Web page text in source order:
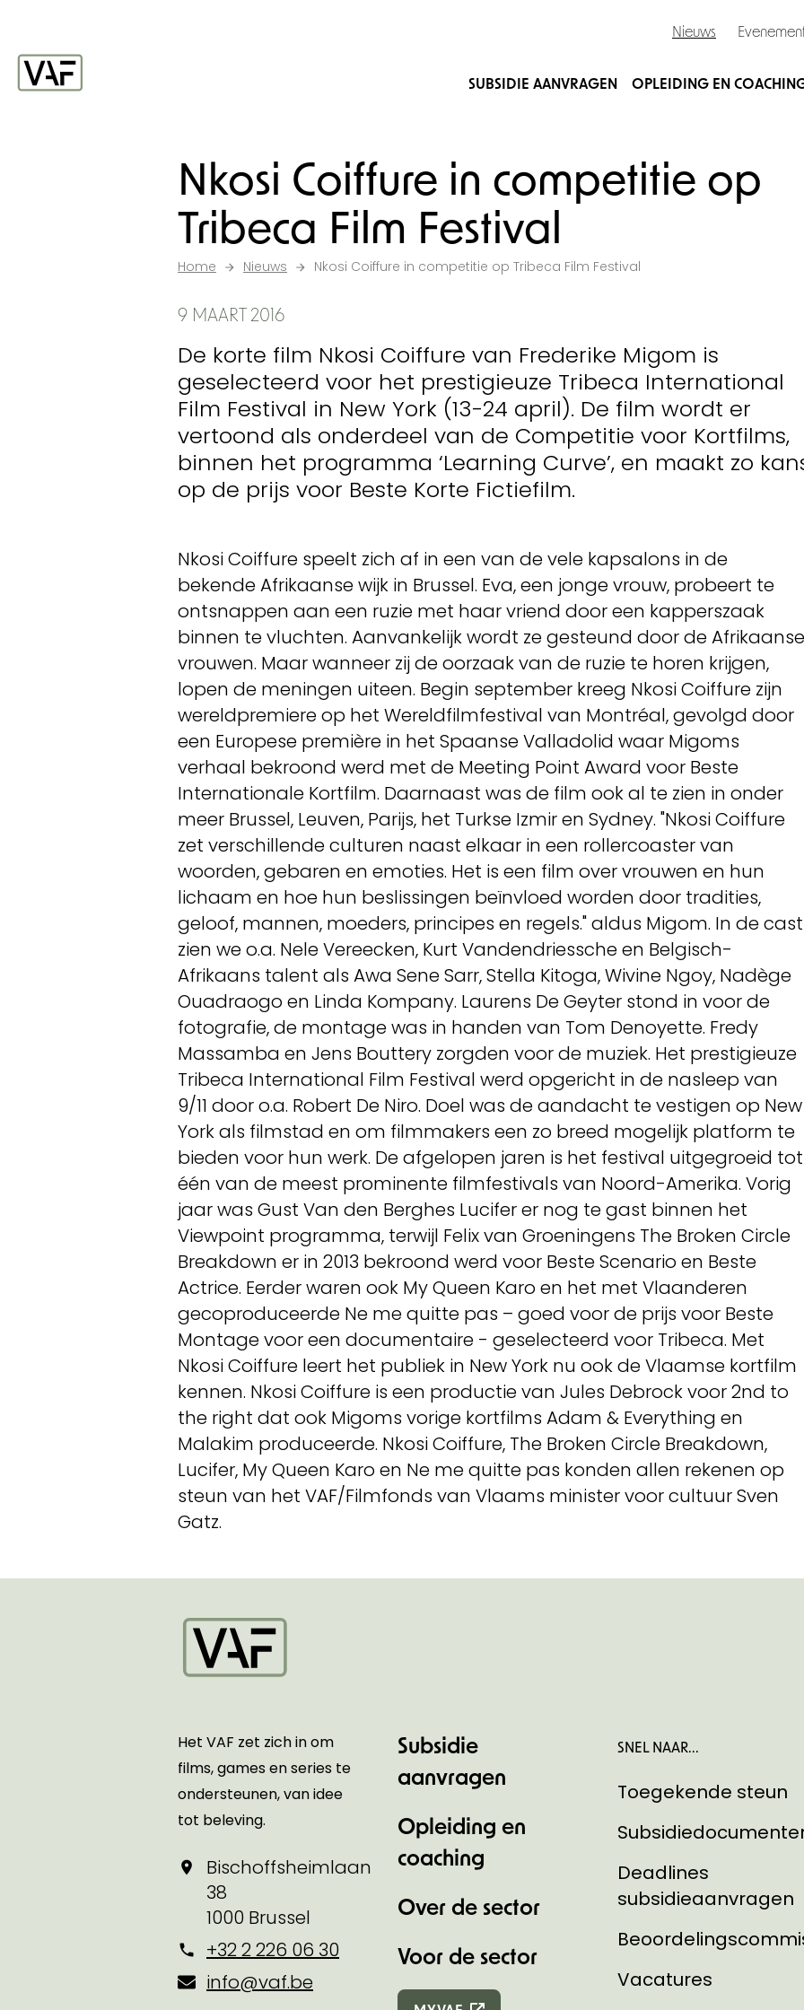
Nieuws
SUBSIDIE AANVRAGEN OPLEIDING EN
Nkosi Coiffure in competitie op
Tribeca Film Festival
Home Nieuws Nkosi Coiffure in competitie op Tribeca Film Festival
9 MAART 2016
De korte film Nkosi Coiffure van Frederike Migom is
geselecteerd voor het prestigieuze Tribeca International
Film Festival in New York (13-24 april). De film wordt er
vertoond als onderdeel van de Competitie voor Kortfilms,
binnen het programma ‘Learning Curve’, en maakt zo
op de prijs voor Beste Korte Fictiefilm.
Nkosi Coiffure speelt zich af in een van de vele kapsalons in de
bekende Afrikaanse wijk in Brussel. Eva, een jonge vrouw, probeert te
ontsnappen aan een ruzie met haar vriend door een kapperszaak
binnen te vluchten. Aanvankelijk wordt ze gesteund door de Afrikaanse
vrouwen. Maar wanneer zij de oorzaak van de ruzie te horen krijgen,
lopen de meningen uiteen. Begin september kreeg Nkosi Coiffure zijn
wereldpremiere op het Wereldfilmfestival van Montréal, gevolgd door
een Europese première in het Spaanse Valladolid waar Migoms
verhaal bekroond werd met de Meeting Point Award voor Beste
Internationale Kortfilm. Daarnaast was de film ook al te zien in onder
meer Brussel, Leuven, Parijs, het Turkse Izmir en Sydney. "Nkosi Coiffure
zet verschillende culturen naast elkaar in een rollercoaster van
woorden, gebaren en emoties. Het is een film over vrouwen en hun
lichaam en hoe hun beslissingen beïnvloed worden door tradities,
geloof, mannen, moeders, principes en regels." aldus Migom. In de cast
zien we o.a. Nele Vereecken, Kurt Vandendriessche en Belgisch-
Afrikaans talent als Awa Sene Sarr, Stella Kitoga, Wivine Ngoy, Nadège
Ouadraogo en Linda Kompany. Laurens De Geyter stond in voor de
fotografie, de montage was in handen van Tom Denoyette. Fredy
Massamba en Jens Bouttery zorgden voor de muziek. Het prestigieuze
Tribeca International Film Festival werd opgericht in de nasleep van
9/11 door o.a. Robert De Niro. Doel was de aandacht te vestigen op New
York als filmstad en om filmmakers een zo breed mogelijk platform te
bieden voor hun werk. De afgelopen jaren is het festival uitgegroeid tot
één van de meest prominente filmfestivals van Noord-Amerika. Vorig
jaar was Gust Van den Berghes Lucifer er nog te gast binnen het
Viewpoint programma, terwijl Felix van Groeningens The Broken Circle
Breakdown er in 2013 bekroond werd voor Beste Scenario en Beste
Actrice. Eerder waren ook My Queen Karo en het met Vlaanderen
gecoproduceerde Ne me quitte pas – goed voor de prijs voor Beste
Montage voor een documentaire - geselecteerd voor Tribeca. Met
Nkosi Coiffure leert het publiek in New York nu ook de Vlaamse kortfilm
kennen. Nkosi Coiffure is een productie van Jules Debrock voor 2nd to
the right dat ook Migoms vorige kortfilms Adam & Everything en
Malakim produceerde. Nkosi Coiffure, The Broken Circle Breakdown,
Lucifer, My Queen Karo en Ne me quitte pas konden allen rekenen op
steun van het VAF/Filmfonds van Vlaams minister voor cultuur Sven
Gatz.
Het VAF zet zich in om
films, games en series te
ondersteunen, van idee
tot beleving.
Bischoffsheimlaan
38
1000 Brussel
+32 2 226 06 30
info@vaf.be
Subsidie
aanvragen
Opleiding en
coaching
Over de sector
Voor de sector
SNEL NAAR...
Toegekende steun
Deadlines
subsidieaanvragen
Vacatures